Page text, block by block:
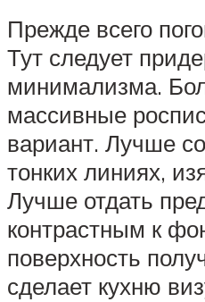
Прежде всего
Тут следует
минимализма.
массивные
вариант. Лучше
тонких линиях,
Лучше отдать
контрастным к
поверхность
сделает кухню